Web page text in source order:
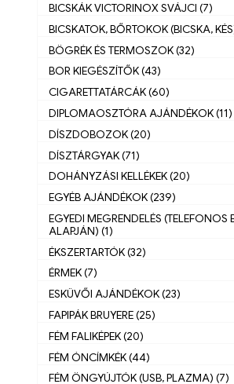
BICSKÁK VICTORINOX SVÁJCI (7)
BICSKATOK, BŐRTOKOK (BICSKA,
BÖGRÉK ÉS TERMOSZOK (32)
BOR KIEGÉSZÍTŐK (43)
CIGARETTATÁRCÁK (60)
DIPLOMAOSZTÓRA AJÁNDÉKOK (11)
DÍSZDOBOZOK (20)
DÍSZTÁRGYAK (71)
DOHÁNYZÁSI KELLÉKEK (20)
EGYÉB AJÁNDÉKOK (239)
EGYEDI MEGRENDELÉS (TELEFONOS
ALAPJÁN) (1)
ÉKSZERTARTÓK (32)
ÉRMEK (7)
ESKÜVŐI AJÁNDÉKOK (23)
FAPIPÁK BRUYERE (25)
FÉM FALIKÉPEK (20)
FÉM ÓNCÍMKÉK (44)
FÉM ÖNGYÚJTÓK (USB, PLAZMA) (7)